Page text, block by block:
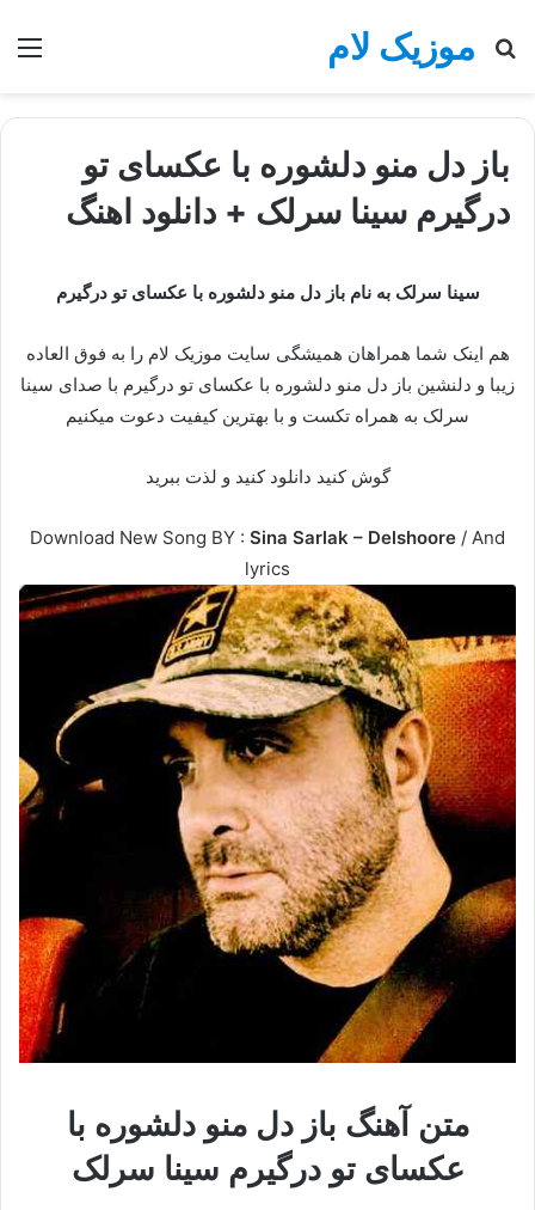
موزیک لام
جستجو
باز دل منو دلشوره با عکسای تو
درگیرم سینا سرلک + دانلود اهنگ
سینا سرلک به نام باز دل منو دلشوره با عکسای تو درگیرم
هم اینک شما همراهان همیشگی سایت موزیک لام را به فوق العاده
زیبا و دلنشین باز دل منو دلشوره با عکسای تو درگیرم با صدای سینا
سرلک به همراه تکست و با بهترین کیفیت دعوت میکنیم
گوش کنید دانلود کنید و لذت ببرید
Download New Song BY : Sina Sarlak – Delshoore / And
lyrics
متن آهنگ باز دل منو دلشوره با
عکسای تو درگیرم سینا سرلک